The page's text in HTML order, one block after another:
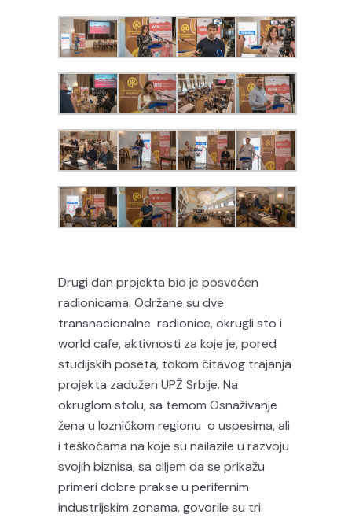
Drugi dan projekta bio je posvećen
radionicama. Održane su dve
transnacionalne radionice, okrugli sto i
world cafe, aktivnosti za koje je, pored
studijskih poseta, tokom čitavog trajanja
projekta zadužen UPŽ Srbije. Na
okruglom stolu, sa temom Osnaživanje
žena u lozničkom regionu o uspesima, ali
i teškoćama na koje su nailazile u razvoju
svojih biznisa, sa ciljem da se prikažu
primeri dobre prakse u perifernim
industrijskim zonama, govorile su tri